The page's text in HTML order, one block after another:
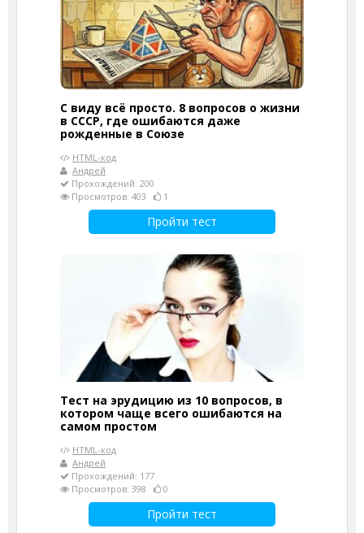
С виду всё просто. 8 вопросов о жизни
в СССР, где ошибаются даже
рожденные в Союзе
HTML-код
Андрей
Прохождений: 200
Просмотров: 403
1
Пройти тест
Тест на эрудицию из 10 вопросов, в
котором чаще всего ошибаются на
самом простом
HTML-код
Андрей
Прохождений: 177
Просмотров: 398
0
Пройти тест